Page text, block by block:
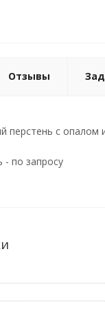
Отзывы
перстень с опалом
- по запросу